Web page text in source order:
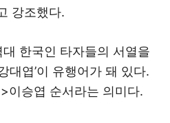
강조했다.
한국인 타자들의 서열을
대엽’이 유행어가 돼 있다.
이승엽 순서라는 의미다.